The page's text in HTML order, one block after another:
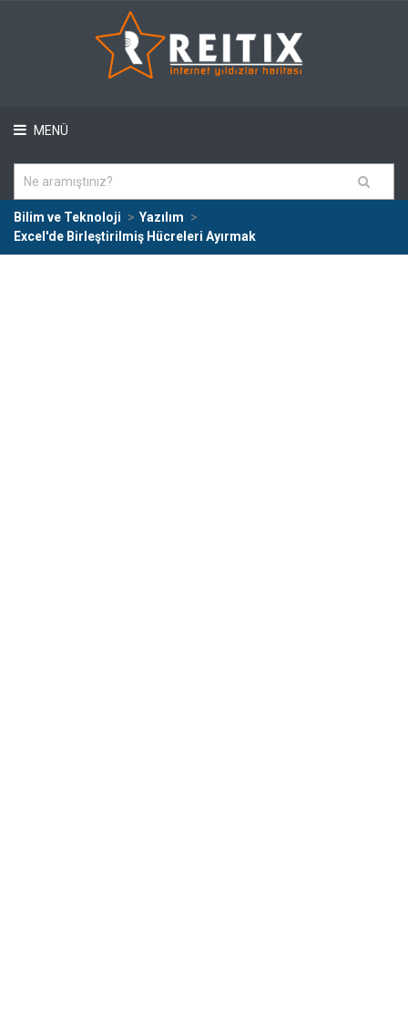
MENÜ
Bilim ve Teknoloji
Yazılım
Excel'de Birleştirilmiş Hücreleri Ayırmak